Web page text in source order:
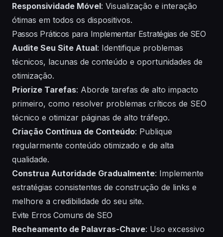
Responsividade Móvel: Visualização e interação
ótimas em todos os dispositivos.
Passos Práticos para Implementar Estratégias de SEO
Audite Seu Site Atual: Identifique problemas
técnicos, lacunas de conteúdo e oportunidades de
otimização.
Priorize Tarefas: Aborde tarefas de alto impacto
primeiro, como resolver problemas críticos de SEO
técnico e otimizar páginas de alto tráfego.
Criação Contínua de Conteúdo: Publique
regularmente conteúdo otimizado e de alta
qualidade.
Construa Autoridade Gradualmente: Implemente
estratégias consistentes de construção de links e
melhore a credibilidade do seu site.
Evite Erros Comuns de SEO
Recheamento de Palavras-Chave: Uso excessivo